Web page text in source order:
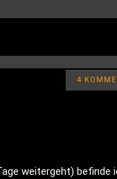
4
weitergeht) befinde